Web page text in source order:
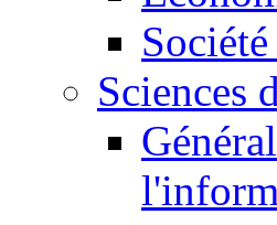
Sciences